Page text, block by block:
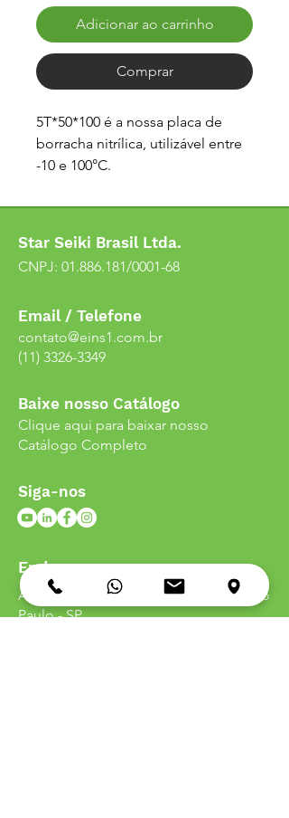
Adicionar ao carrinho
Comprar
5T*50*100 é a nossa placa de
borracha nitrílica, utilizável entre
-10 e 100°C.
Star Seiki Brasil Ltda.
CNPJ: 01.886.181/0001-68
Email / Telefone
contato@eins1.com.br
(11) 3326-3349
Baixe nosso Catálogo
Clique aqui para baixar nosso
Catálogo Completo
Siga-nos
Endereço
Av. do Estado, n° 1677 - 01107-000- São
Paulo - SP